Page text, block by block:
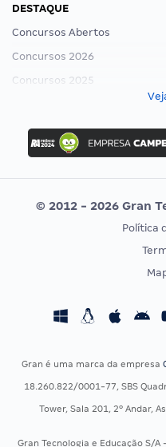
DESTAQUE
Concursos Abertos
Concursos 2026
Concursos 2025
Concurso Ibama
Concurso MPU
Editais publicados
CONCURSOS POR PROFISSÃO
Concursos Fiscais
Concursos Saúde
© 2012 - 2026 Gran
Política
Gran é uma marca da empresa
18.260.822/0001-77, SBS
Tower, Sala 201, 2º Andar,
Gran Tecnologia e Educação S/